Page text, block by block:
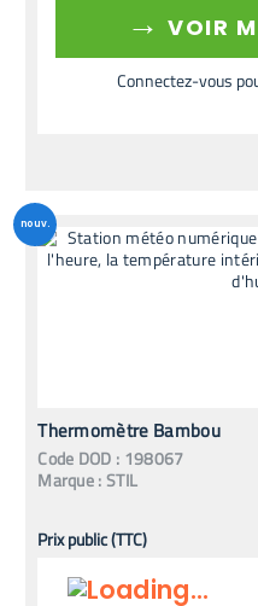
→ VOIR
Connectez-vous
nouv.
Thermomètre Bambou
Code DOD : 198067
Marque :STIL
Prix public (TTC)